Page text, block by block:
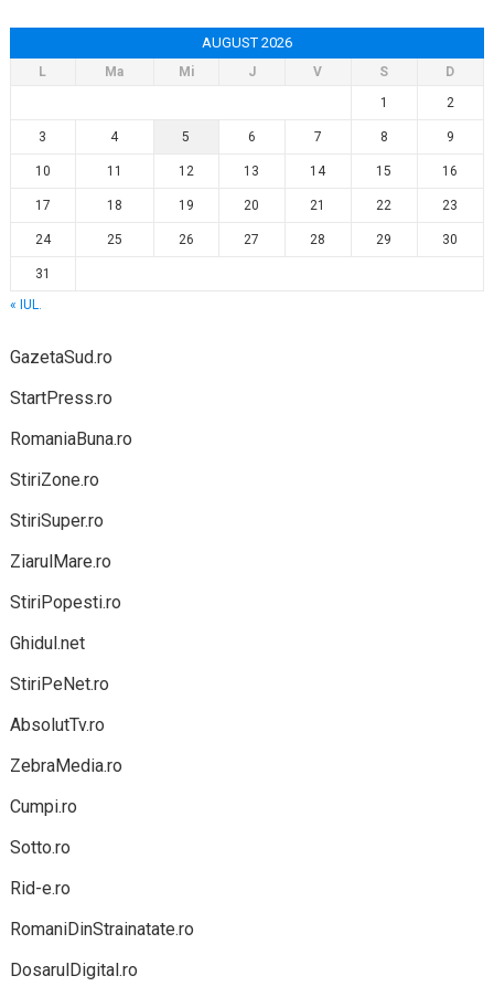
AUGUST 2026
L Ma Mi J V S
D
1
2
3 4 5 6 7 8 9
10 11 12 13 14 15 16
17 18 19 20 21 22 23
24 25 26 27 28 29 30
31
« IUL.
GazetaSud.ro
StartPress.ro
RomaniaBuna.ro
StiriZone.ro
StiriSuper.ro
ZiarulMare.ro
StiriPopesti.ro
Ghidul.net
StiriPeNet.ro
AbsolutTv.ro
ZebraMedia.ro
Cumpi.ro
Sotto.ro
Rid-e.ro
RomaniDinStrainatate.ro
DosarulDigital.ro